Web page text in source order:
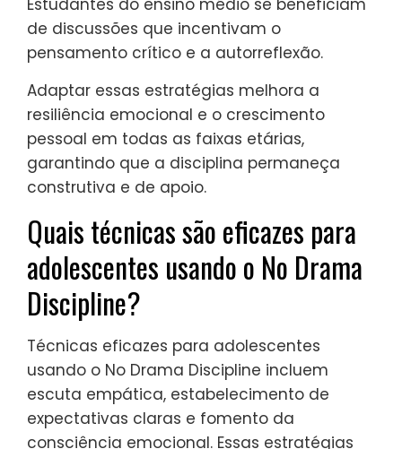
de desenvolvimento. Crianças mais novas
se beneficiam de instruções claras e
simples e de recursos visuais, enquanto
adolescentes requerem mais autonomia e
discussão.
Para pré-escolares, concentre-se em
consequências imediatas e vocabulário
emocional. Para crianças em idade escolar,
incorpore dramatizações para ensinar
empatia. Alunos do ensino fundamental
precisam de resolução colaborativa de
problemas para fomentar a independência.
Estudantes do ensino médio se beneficiam
de discussões que incentivam o
pensamento crítico e a autorreflexão.
Adaptar essas estratégias melhora a
resiliência emocional e o crescimento